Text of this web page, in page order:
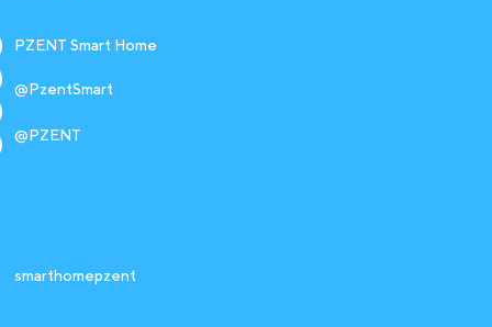
PZENT Smart Home
@PzentSmart
@PZENT
smarthomepzent